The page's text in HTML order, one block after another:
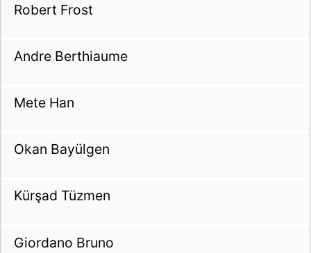
Robert Frost
Andre Berthiaume
Mete Han
Okan Bayülgen
Kürşad Tüzmen
Giordano Bruno